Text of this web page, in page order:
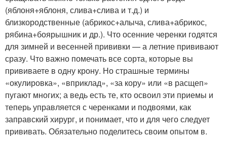
(яблоня+яблоня, слива+слива и т.д.) и
близкородственные (абрикос+алыча, слива+абрикос,
рябина+боярышник и др.). Что осенние черенки годятся
для зимней и весенней прививки — а летние прививают
сразу. Что важно помечать все сорта, которые вы
прививаете в одну крону. Но страшные термины
«окулировка», «вприклад», «за кору» или «в расщеп»
пугают многих; а ведь есть те, кто освоил эти приемы и
теперь управляется с черенками и подвоями, как
заправский хирург, и понимает, что и для чего следует
прививать. Обязательно поделитесь своим опытом в.